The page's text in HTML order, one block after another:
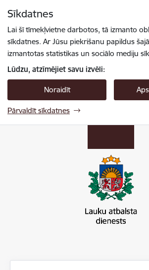
Sīkdatnes
Lai šī tīmekļvietne darbotos, tā izmanto
sīkdatnes. Ar Jūsu piekrišanu papildus
izmantotas statistikas un sociālo mediju
Lūdzu, atzīmējiet savu izvēli:
Noraidīt
Pārvaldīt sīkdatnes